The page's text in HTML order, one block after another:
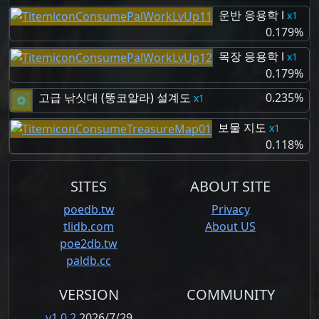
운반 응용학 Ⅰ
1
0.179%
목장 응용학 Ⅰ
1
0.179%
고급 낚싯대 (뚱코알라) 설계도
1
0.235%
보물 지도
1
0.118%
SITES
poedb.tw
tlidb.com
poe2db.tw
paldb.cc
ABOUT SITE
Privacy
About US
VERSION COMMUNITY